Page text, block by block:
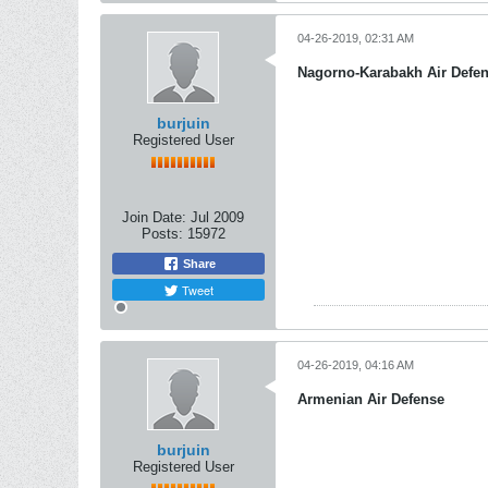
burjuin
Registered User
Join Date: Jul 2009
Posts: 15972
Share
Tweet
04-26-2019, 02:31 AM
Nagorno-Karabakh Air
burjuin
Registered User
04-26-2019, 04:16 AM
Armenian Air Defense